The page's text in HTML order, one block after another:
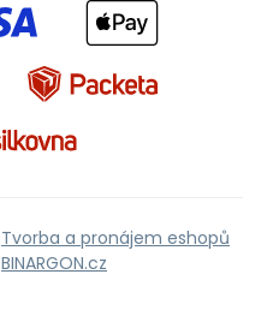
Tvorba a pronájem eshopů
BINARGON.cz